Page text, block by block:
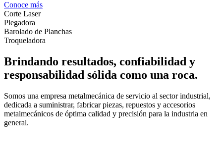
Conoce más
Corte Laser
Plegadora
Barolado de Planchas
Troqueladora
Brindando resultados, confiabilidad y
responsabilidad sólida como una roca.
Somos una empresa metalmecánica de servicio al sector industrial,
dedicada a suministrar, fabricar piezas, repuestos y accesorios
metalmecánicos de óptima calidad y precisión para la industria en
general.